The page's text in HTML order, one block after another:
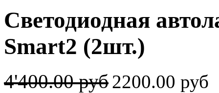
Светодиодная
Smart2 (2шт.)
4'400.00 руб2200.00 руб